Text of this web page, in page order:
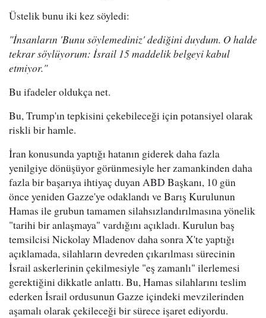
Üstelik bunu iki kez söyledi:
"İnsanların 'Bunu söylemediniz' dediğini duydum. O halde
tekrar söylüyorum: İsrail 15 maddelik belgeyi kabul
etmiyor."
Bu ifadeler oldukça net.
Bu, Trump'ın tepkisini çekebileceği için potansiyel olarak
riskli bir hamle.
İran konusunda yaptığı hatanın giderek daha fazla
yenilgiye dönüşüyor görünmesiyle her zamankinden daha
fazla bir başarıya ihtiyaç duyan ABD Başkanı, 10 gün
önce yeniden Gazze'ye odaklandı ve Barış Kurulunun
Hamas ile grubun tamamen silahsızlandırılmasına yönelik
"tarihi bir anlaşmaya" vardığını açıkladı. Kurulun baş
temsilcisi Nickolay Mladenov daha sonra X'te yaptığı
açıklamada, silahların devreden çıkarılması sürecinin
İsrail askerlerinin çekilmesiyle "eş zamanlı" ilerlemesi
gerektiğini dikkatle anlattı. Bu, Hamas silahlarını teslim
ederken İsrail ordusunun Gazze içindeki mevzilerinden
aşamalı olarak çekileceği bir sürece işaret ediyordu.